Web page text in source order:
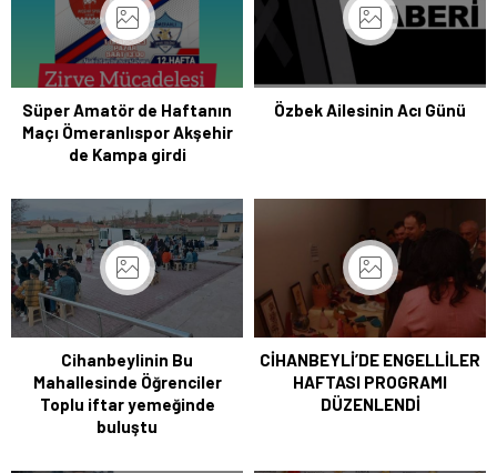
Süper Amatör de Haftanın
Maçı Ömeranlıspor Akşehir
de Kampa girdi
Özbek Ailesinin Acı Günü
Cihanbeylinin Bu
Mahallesinde Öğrenciler
Toplu iftar yemeğinde
buluştu
CİHANBEYLİ’DE ENGELLİLER
HAFTASI PROGRAMI
DÜZENLENDİ